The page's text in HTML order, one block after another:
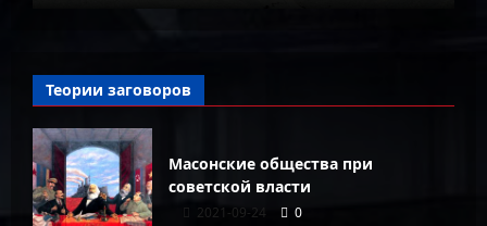
Теории заговоров
Масонские общества при
советской власти
2021-09-24 0